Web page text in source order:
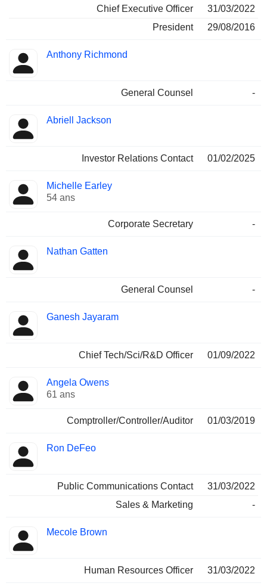
Chief Executive Officer
31/03/2022
President
29/08/2016
Anthony Richmond
General Counsel -
Abriell Jackson
Investor Relations Contact 01/02/2025
Michelle Earley
54 ans
Corporate Secretary -
Nathan Gatten
General Counsel -
Ganesh Jayaram
Chief Tech/Sci/R&D Officer 01/09/2022
Angela Owens
61 ans
Comptroller/Controller/Auditor 01/03/2019
Ron DeFeo
Public Communications Contact
31/03/2022
Sales & Marketing
-
Mecole Brown
Human Resources Officer 31/03/2022